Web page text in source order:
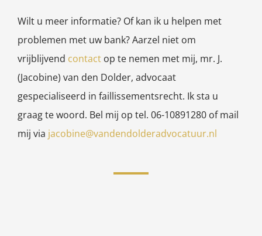
Wilt u meer informatie? Of kan ik u helpen met
problemen met uw bank? Aarzel niet om
vrijblijvend contactop te nemen met mij, mr. J.
(Jacobine) van den Dolder, advocaat
gespecialiseerd in faillissementsrecht. Ik sta u
graag te woord. Bel mij op tel. 06-10891280 of mail
mij via jacobine@vandendolderadvocatuur.nl